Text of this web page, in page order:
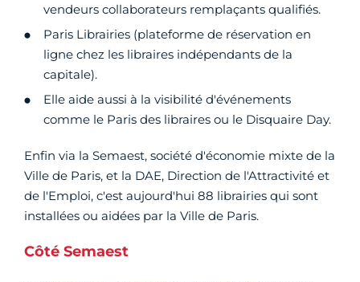
vendeurs collaborateurs remplaçants qualifiés.
Paris Librairies (plateforme de réservation en
ligne chez les libraires indépendants de la
capitale).
Elle aide aussi à la visibilité d'événements
comme le Paris des libraires ou le Disquaire Day.
Enfin via la Semaest, société d'économie mixte de la
Ville de Paris, et la DAE, Direction de l'Attractivité et
de l'Emploi, c'est aujourd'hui 88 librairies qui sont
installées ou aidées par la Ville de Paris.
Côté Semaest